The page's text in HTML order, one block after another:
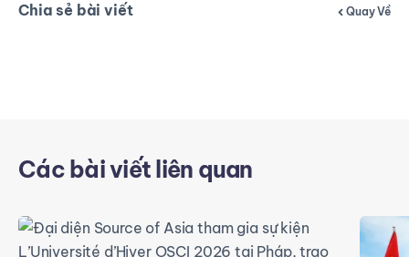
Chia sẻ bài viết Quay Về
Các bài viết liên quan